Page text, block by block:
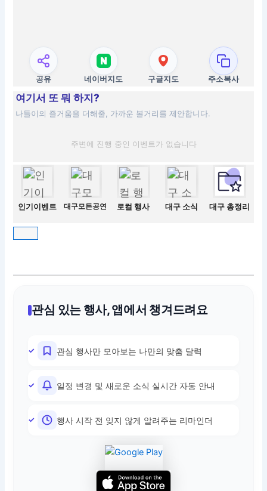
공유 네이버지도 구글지도 주소복사
여기서 또 뭐 하지?
나들이의 즐거움을 더해줄, 가까운 볼거리를 제안합니다.
주변에 진행 중인 이벤트가 없습니다
인기이벤트 대구모든공연 로컬 행사 대구 소식 대구 총정리
관심 있는 행사, 앱에서 챙겨드려요
관심 행사만 모아보는 나만의 맞춤 달력
일정 변경 및 새로운 소식 실시간 자동 안내
행사 시작 전 잊지 않게 알려주는 리마인더